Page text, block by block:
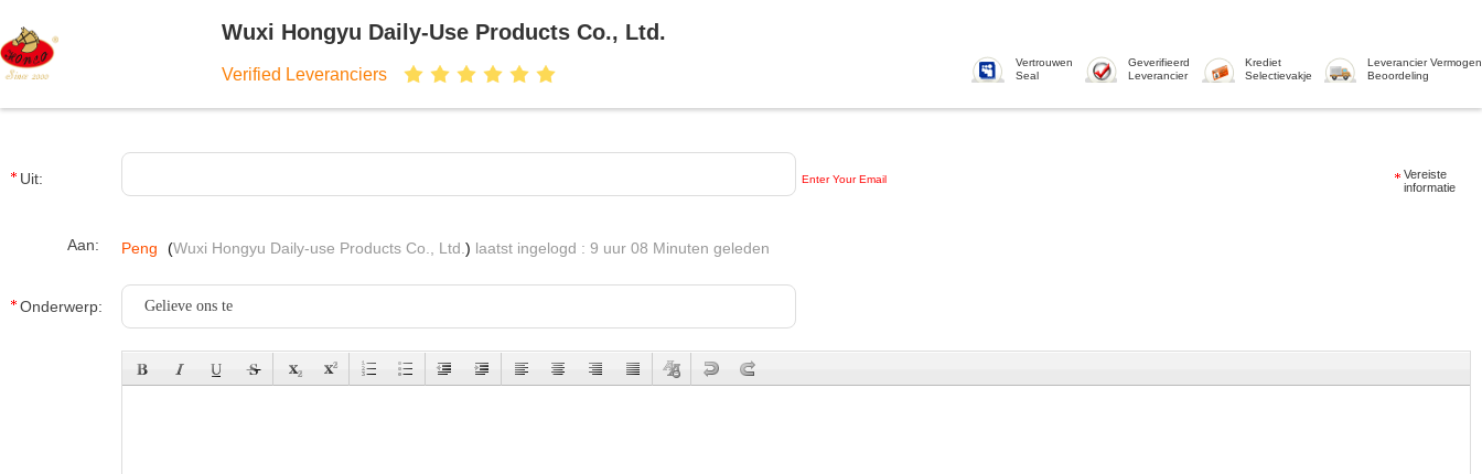
Wuxi Hongyu Daily-Use Products Co., Ltd.
Verified Leveranciers
Vertrouwen
Seal
Geverifieerd
Leverancier
Krediet
Selectievakje
Leverancier Vermogen
Beoordeling
Uit: Enter Your Email
Vereiste
informatie
Aan: Peng (Wuxi Hongyu Daily-use Products Co., Ltd. ) laatst ingelogd : 9 uur 08 Minuten geleden
Onderwerp: